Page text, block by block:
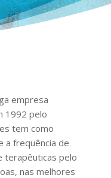
empresa
1992 pelo
tem como
a frequência de
terapêuticas pelo
nas melhores